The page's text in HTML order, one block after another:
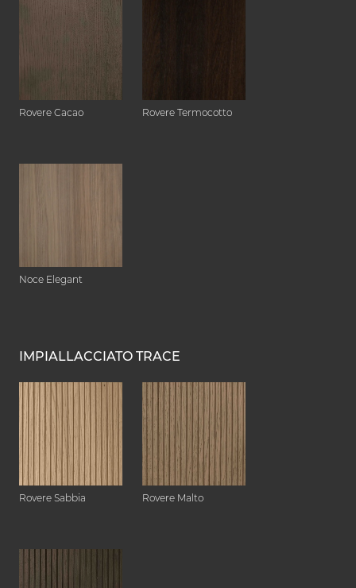
Rovere Cacao Rovere Termocotto
Noce Elegant
IMPIALLACCIATO TRACE
Rovere Sabbia Rovere Malto